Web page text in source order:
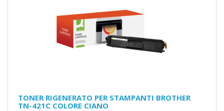
TONER RIGENERATO PER STAMPANTI BROTHER
TN-421C COLORE CIANO